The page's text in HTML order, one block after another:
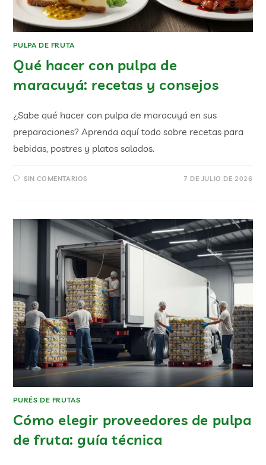
PULPA DE FRUTA
Qué hacer con pulpa de
maracuyá: recetas y consejos
¿Sabe qué hacer con pulpa de maracuyá en sus
preparaciones? Aprenda aquí todo sobre recetas para
bebidas, postres y platos salados.
SIN COMENTARIOS 7 DE JULIO DE 2026
PURÉS DE FRUTAS
Cómo elegir proveedores de pulpa
de fruta: guía técnica